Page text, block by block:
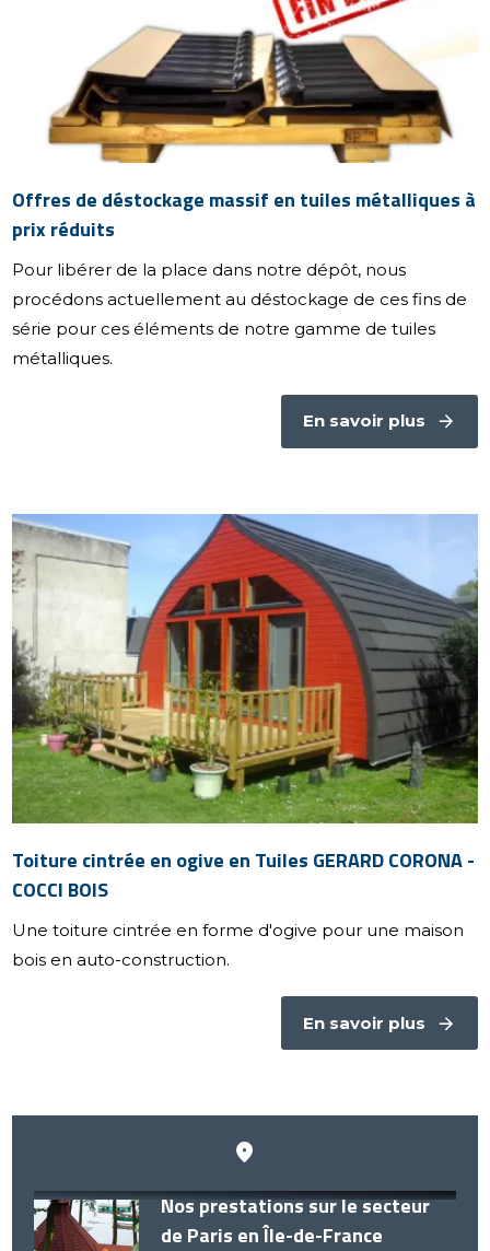
Offres de déstockage massif en tuiles métalliques à
prix réduits
Pour libérer de la place dans notre dépôt, nous
procédons actuellement au déstockage de ces fins de
série pour ces éléments de notre gamme de tuiles
métalliques.
En savoir plus
Toiture cintrée en ogive en Tuiles GERARD CORONA -
COCCI BOIS
Une toiture cintrée en forme d'ogive pour une maison
bois en auto-construction.
En savoir plus
Nos prestations sur le secteur
de Paris en Île-de-France